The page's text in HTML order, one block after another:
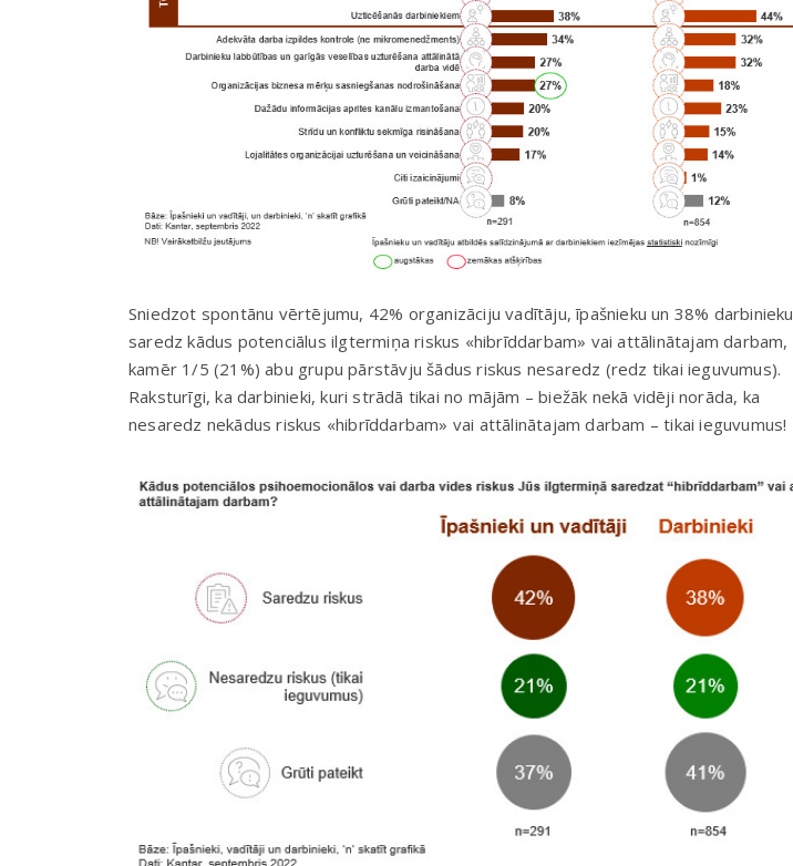
Sniedzot spontānu vērtējumu, 42% organizāciju vadītāju, īpašnieku un 38% darbinieku
saredz kādus potenciālus ilgtermiņa riskus «hibrīddarbam» vai attālinātajam darbam,
kamēr 1/5 (21%) abu grupu pārstāvju šādus riskus nesaredz (redz tikai ieguvumus).
Raksturīgi, ka darbinieki, kuri strādā tikai no mājām – biežāk nekā vidēji norāda, ka
nesaredz nekādus riskus «hibrīddarbam» vai attālinātajam darbam – tikai ieguvumus!